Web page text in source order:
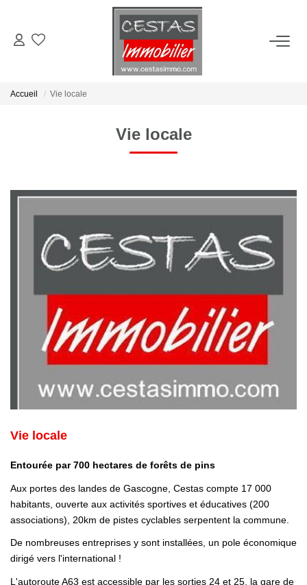
ACHETER
ESTIMER
VIE LOCALE
NOTRE AGENCE
CONTACT
Accueil Vie locale
Vie locale
Vie locale
Entourée par 700 hectares de forêts de pins
Aux portes des landes de Gascogne, Cestas compte 17 000
habitants, ouverte aux activités sportives et éducatives (200
associations), 20km de pistes cyclables serpentent la commune.
De nombreuses entreprises y sont installées, un pole économique
dirigé vers l'international !
L'autoroute A63 est accessible par les sorties 24 et 25, la gare de